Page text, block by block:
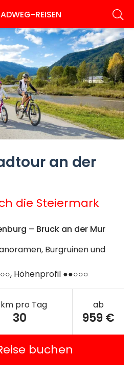
-REISEN
an der
die Steiermark
– Bruck an der Mur
Burgruinen und
Höhenprofil ●●○○○
pro Tag
30
ab
959 €
buchen